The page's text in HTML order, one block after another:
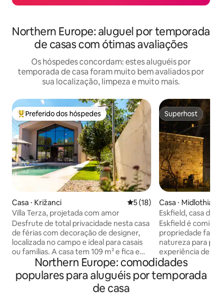
Northern Europe: aluguel por temporada
de casas com ótimas avaliações
Os hóspedes concordam: estes aluguéis por
temporada de casa foram muito bem avaliados por
sua localização, limpeza e muito mais.
Entre os melhores preferidos dos hóspedes
Preferido dos hóspedes
Casa ⋅ Križanci 5 de uma avaliação média
5 (18)
Villa Terza, projetada com amor
Desfrute de total privacidade nesta casa
de férias com decoração de designer,
localizada no campo e ideal para casais
ou famílias. A casa tem 109 m² e fica em
um terreno de 750 m². A casa oferece
dois quartos confortáveis com banheiro,
sala de estar, cozinha totalmente
equipada e uma bela área externa com
Superhost
Superhost
Casa ⋅ Midlothian
Eskfield, casa de
jardim privativo
Eskfield é comida
propriedade
natureza para
experiência de
nenhuma outra. Fique aqui em uma das
características
Paisagem
Northern Europe: comodidades
populares para aluguéis por temporada
de casa